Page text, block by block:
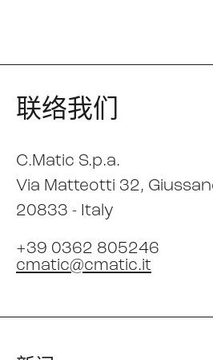
联络我们
C.Matic S.p.a.
Via Matteotti 32,
20833 - Italy
+39 0362 805246
cmatic@cmatic.it